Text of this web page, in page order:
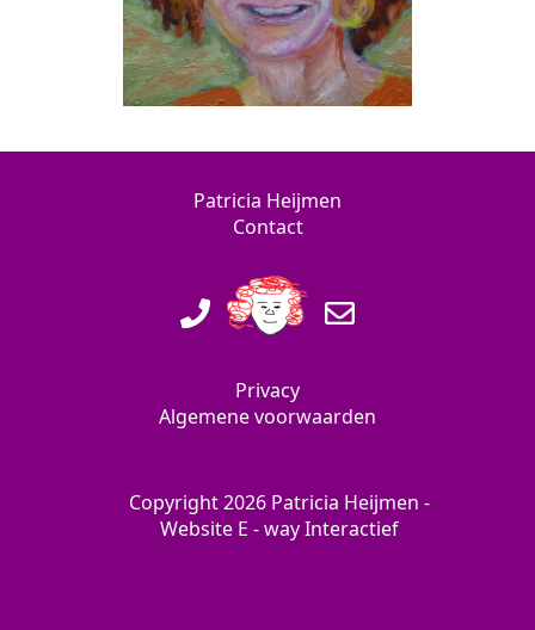
Patricia Heijmen
Contact
Privacy
Algemene voorwaarden
Copyright 2026 Patricia Heijmen -
Website E - way Interactief